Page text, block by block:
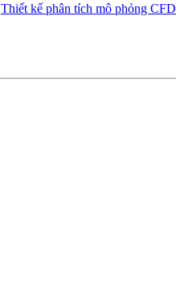
Thiết kế phân tích mô phỏng CFD